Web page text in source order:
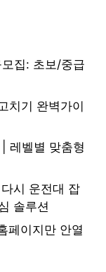
집: 초보/중급
치기 완벽가이
레벨별 맞춤형
시 운전대 잡
솔루션
페이지만 안열